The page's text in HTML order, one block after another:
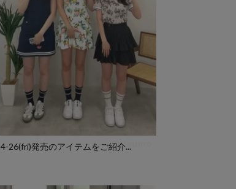
4-26(fri)発売のアイテムをご紹介...
powered by